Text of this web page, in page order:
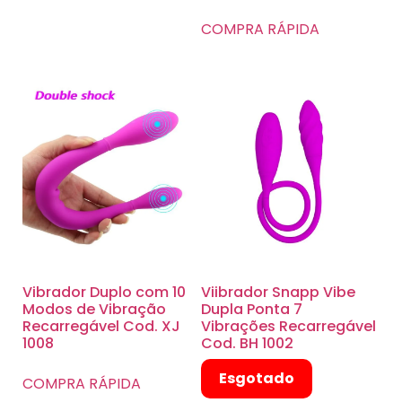
COMPRA RÁPIDA
Vibrador Duplo com 10
Modos de Vibração
Recarregável Cod. XJ
1008
COMPRA RÁPIDA
Viibrador Snapp Vibe
Dupla Ponta 7
Vibrações Recarregável
Cod. BH 1002
Esgotado